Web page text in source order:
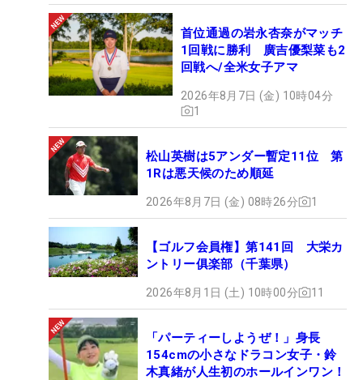
首位通過の岩永杏奈がマッチ
1回戦に勝利 廣吉優梨菜も2
回戦へ/全米女子アマ
2026年8月7日 (金) 10時04分
1
松山英樹は5アンダー暫定11位 第
1Rは悪天候のため順延
2026年8月7日 (金) 08時26分 1
【ゴルフ会員権】第141回 大栄カ
ントリー俱楽部（千葉県）
2026年8月1日 (土) 10時00分 11
「パーティーしようぜ！」身長
154cmの小さなドラコン女子・鈴
木真緒が人生初のホールインワン！